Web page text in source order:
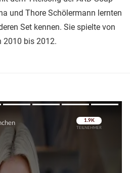
und Thore Schölermann lernten
Set kennen. Sie spielte von
2010 bis 2012.
Überspringen